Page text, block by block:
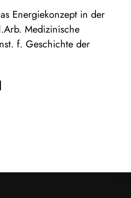
Energiekonzept in der
Medizinische
f. Geschichte der
globaler Meilenstein für
Studienleiter